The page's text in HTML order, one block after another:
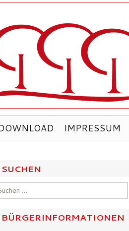
IMPRESSUM
SUCHEN
BÜRGERINFORMATIONEN